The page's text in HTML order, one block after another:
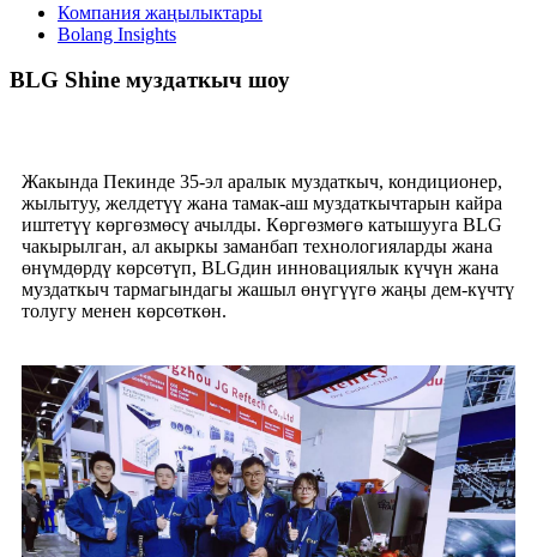
Компания жаңылыктары
Bolang Insights
BLG Shine муздаткыч шоу
Жакында Пекинде 35-эл аралык муздаткыч, кондиционер,
жылытуу, желдетүү жана тамак-аш муздаткычтарын кайра
иштетүү көргөзмөсү ачылды. Көргөзмөгө катышууга BLG
чакырылган, ал акыркы заманбап технологияларды жана
өнүмдөрдү көрсөтүп, BLGдин инновациялык күчүн жана
муздаткыч тармагындагы жашыл өнүгүүгө жаңы дем-күчтү
толугу менен көрсөткөн.